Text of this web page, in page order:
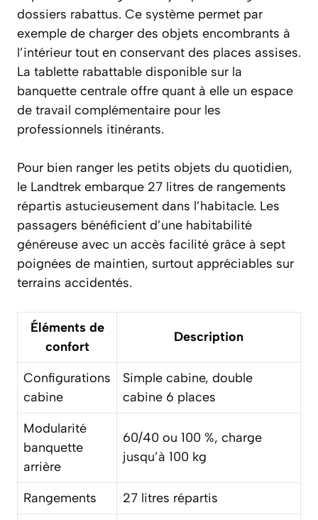
dossiers rabattus. Ce système permet par
exemple de charger des objets encombrants à
l’intérieur tout en conservant des places assises.
La tablette rabattable disponible sur la
banquette centrale offre quant à elle un espace
de travail complémentaire pour les
professionnels itinérants.
Pour bien ranger les petits objets du quotidien,
le Landtrek embarque 27 litres de rangements
répartis astucieusement dans l’habitacle. Les
passagers bénéficient d’une habitabilité
généreuse avec un accès facilité grâce à sept
poignées de maintien, surtout appréciables sur
terrains accidentés.
Éléments de
confort
Description
Configurations
cabine
Simple cabine, double
cabine 6 places
Modularité
banquette
arrière
60/40 ou 100 %, charge
jusqu’à 100 kg
Rangements
27 litres répartis